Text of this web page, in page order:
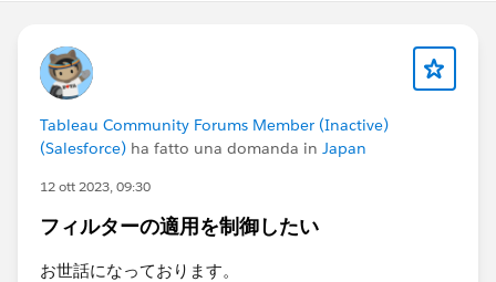
Tableau Community Forums Member (Inactive)
(Salesforce) ha fatto una domanda in Japan
12 ott 2023, 09:30
フィルターの適用を制御したい
お世話になっております。